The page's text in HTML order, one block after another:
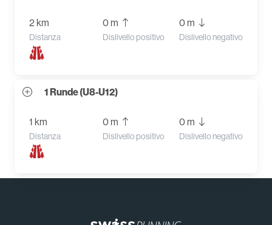
2 km
Distanza
0 m
Dislivello positivo
0 m
Dislivello negativo
1 Runde (U8-U12)
1 km
Distanza
0 m
Dislivello positivo
0 m
Dislivello negativo